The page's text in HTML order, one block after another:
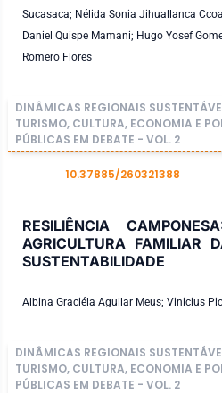
Sucasaca; Nélida Sonia Jihuallanca
Daniel Quispe Mamani; Hugo Yosef
Romero Flores
DINÂMICAS REGIONAIS
TURISMO, CULTURA, ECONOMIA E
PÚBLICAS EM DEBATE - VOL. 2
10.37885/260321388
RESILIÊNCIA
AGRICULTURA FAMILIAR
SUSTENTABILIDADE
Albina Graciéla Aguilar Meus; Vinicius
DINÂMICAS REGIONAIS
TURISMO, CULTURA, ECONOMIA E
PÚBLICAS EM DEBATE - VOL. 2